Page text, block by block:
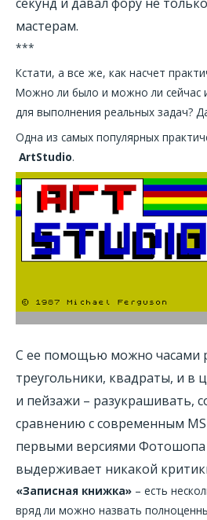
мастерам.
***
Кстати, а все же, как насчет
Можно ли было и можно ли сейчас
для выполнения реальных задач?
Одна из самых популярных
ArtStudio.
С ее помощью можно часами
треугольники, квадраты, и в
и пейзажи – разукрашивать,
сравнению с современным
первыми версиями Фотошопа
выдерживает никакой
«Записная книжка» – есть
вряд ли можно назвать